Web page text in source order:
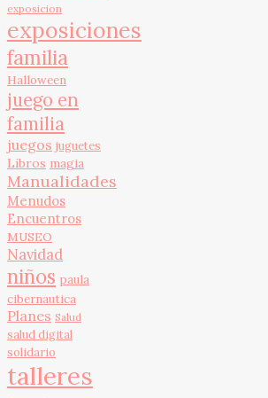
exposicion
exposiciones
familia
Halloween
juego en
familia
juegos juguetes
Libros magia
Manualidades
Menudos
Encuentros
MUSEO
Navidad
niños paula
cibernautica
Planes Salud
salud digital
solidario
talleres